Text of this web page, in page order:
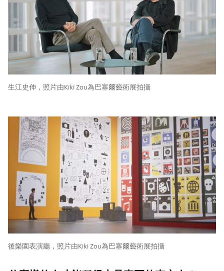
生江史伸，照片由Kiki Zou為巴塞爾藝術展拍攝
後樂園表演廳，照片由Kiki Zou為巴塞爾藝術展拍攝